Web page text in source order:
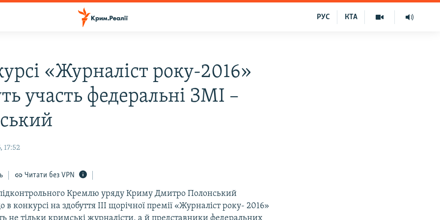
КТА
РУС
«Журналіст року-2016»
участь федеральні ЗМІ –
17:52
Читати без VPN
Кремлю уряду Криму Дмитро Полонський
конкурсі на здобуття III щорічної премії «Журналіст року- 2016»